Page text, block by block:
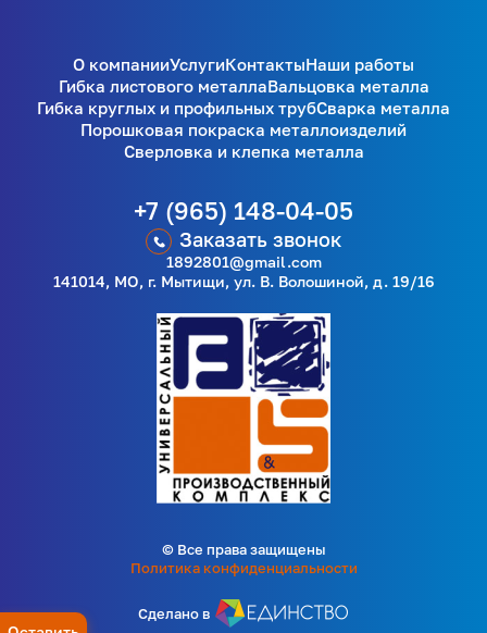
О компанииУслугиКонтактыНаши работы
Гибка листового металлаВальцовка металла
Гибка круглых и профильных трубСварка металла
Порошковая покраска металлоизделий
Сверловка и клепка металла
+7 (965) 148-04-05
Заказать звонок
1892801@gmail.com
141014, МО, г. Мытищи, ул. В. Волошиной, д. 19/16
Сделано в
© Все права защищены
Политика конфиденциальности